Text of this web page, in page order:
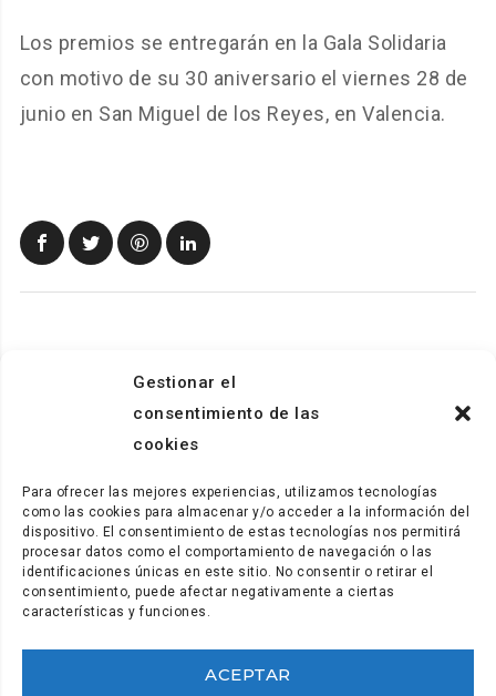
Gestionar el
consentimiento de las
cookies
Para ofrecer las mejores experiencias, utilizamos tecnologías
como las cookies para almacenar y/o acceder a la información del
dispositivo. El consentimiento de estas tecnologías nos permitirá
procesar datos como el comportamiento de navegación o las
identificaciones únicas en este sitio. No consentir o retirar el
consentimiento, puede afectar negativamente a ciertas
características y funciones.
ACEPTAR
Los premios se entregarán en la Gala Solidaria
con motivo de su 30 aniversario el viernes 28 de
junio en San Miguel de los Reyes, en Valencia.
Secretaría y comunicación: (+34) 922.28.95.21